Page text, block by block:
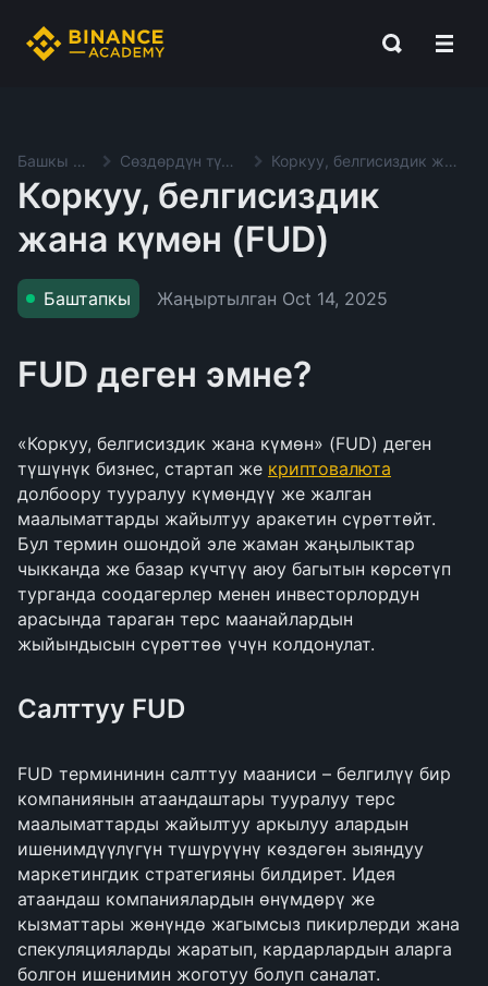
Башкы баракча Сөздөрдүн түшүндүрмөсү Коркуу, белгисиздик жана күмөн (FUD)
Коркуу, белгисиздик
жана күмөн (FUD)
Баштапкы Жаңыртылган Oct 14, 2025
FUD деген эмне?
«Коркуу, белгисиздик жана күмөн» (FUD) деген
түшүнүк бизнес, стартап же криптовалюта
долбоору тууралуу күмөндүү же жалган
маалыматтарды жайылтуу аракетин сүрөттөйт.
Бул термин ошондой эле жаман жаңылыктар
чыкканда же базар күчтүү аюу багытын көрсөтүп
турганда соодагерлер менен инвесторлордун
арасында тараган терс маанайлардын
жыйындысын сүрөттөө үчүн колдонулат.
Салттуу FUD
FUD термининин салттуу мааниси – белгилүү бир
компаниянын атаандаштары тууралуу терс
маалыматтарды жайылтуу аркылуу алардын
ишенимдүүлүгүн түшүрүүнү көздөгөн зыяндуу
маркетингдик стратегияны билдирет. Идея
атаандаш компаниялардын өнүмдөрү же
кызматтары жөнүндө жагымсыз пикирлерди жана
спекуляцияларды жаратып, кардарлардын аларга
болгон ишенимин жоготуу болуп саналат.